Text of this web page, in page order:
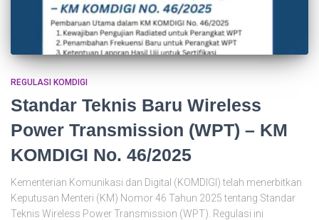
REGULASI KOMDIGI
Standar Teknis Baru Wireless
Power Transmission (WPT) – KM
KOMDIGI No. 46/2025
Kementerian Komunikasi dan Digital (KOMDIGI) telah menerbitkan
Keputusan Menteri (KM) Nomor 46 Tahun 2025 tentang Standar
Teknis Wireless Power Transmission (WPT). Regulasi ini